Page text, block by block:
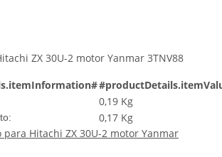
ZX 30U-2 motor Yanmar 3TNV88
0,19 Kg
0,17 Kg